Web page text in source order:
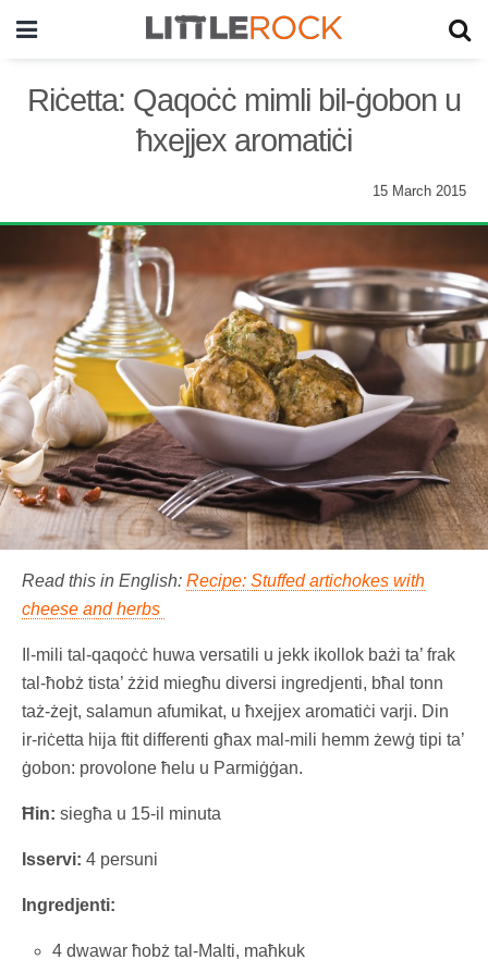
Riċetta: Qaqoċċ mimli bil-ġobon u
ħxejjex aromatiċi
15 March 2015
Read this in English: Recipe: Stuffed artichokes with
cheese and herbs
Il-mili tal-qaqoċċ huwa versatili u jekk ikollok bażi ta’ frak
tal-ħobż tista’ żżid miegħu diversi ingredjenti, bħal tonn
taż-żejt, salamun afumikat, u ħxejjex aromatiċi varji. Din
ir-riċetta hija ftit differenti għax mal-mili hemm żewġ tipi ta’
ġobon: provolone ħelu u Parmiġġan.
Ħin: siegħa u 15-il minuta
Isservi: 4 persuni
Ingredjenti:
4 dwawar ħobż tal-Malti, maħkuk